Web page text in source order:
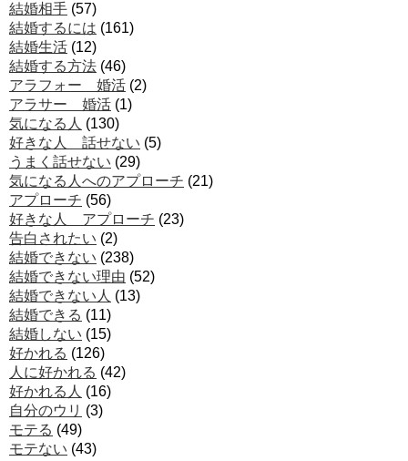
結婚相手 (57)
結婚するには (161)
結婚生活 (12)
結婚する方法 (46)
アラフォー 婚活 (2)
アラサー 婚活 (1)
気になる人 (130)
好きな人 話せない (5)
うまく話せない (29)
気になる人へのアプローチ (21)
アプローチ (56)
好きな人 アプローチ (23)
告白されたい (2)
結婚できない (238)
結婚できない理由 (52)
結婚できない人 (13)
結婚できる (11)
結婚しない (15)
好かれる (126)
人に好かれる (42)
好かれる人 (16)
自分のウリ (3)
モテる (49)
モテない (43)